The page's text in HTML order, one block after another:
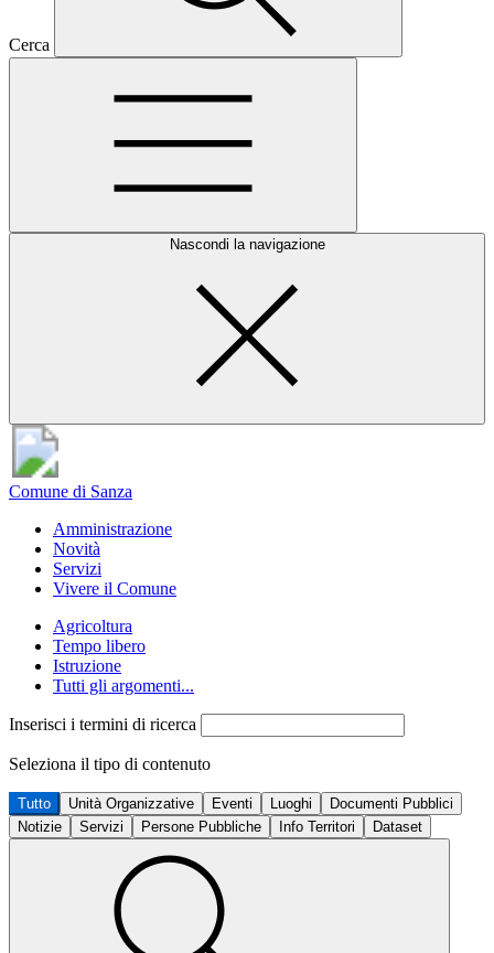
Cerca
Nascondi la navigazione
Comune di Sanza
Amministrazione
Novità
Servizi
Vivere il Comune
Agricoltura
Tempo libero
Istruzione
Tutti gli argomenti...
Inserisci i termini di ricerca
Seleziona il tipo di contenuto
Tutto Unità Organizzative Eventi Luoghi
Documenti Pubblici
Notizie
Servizi Persone Pubbliche Info Territori Dataset